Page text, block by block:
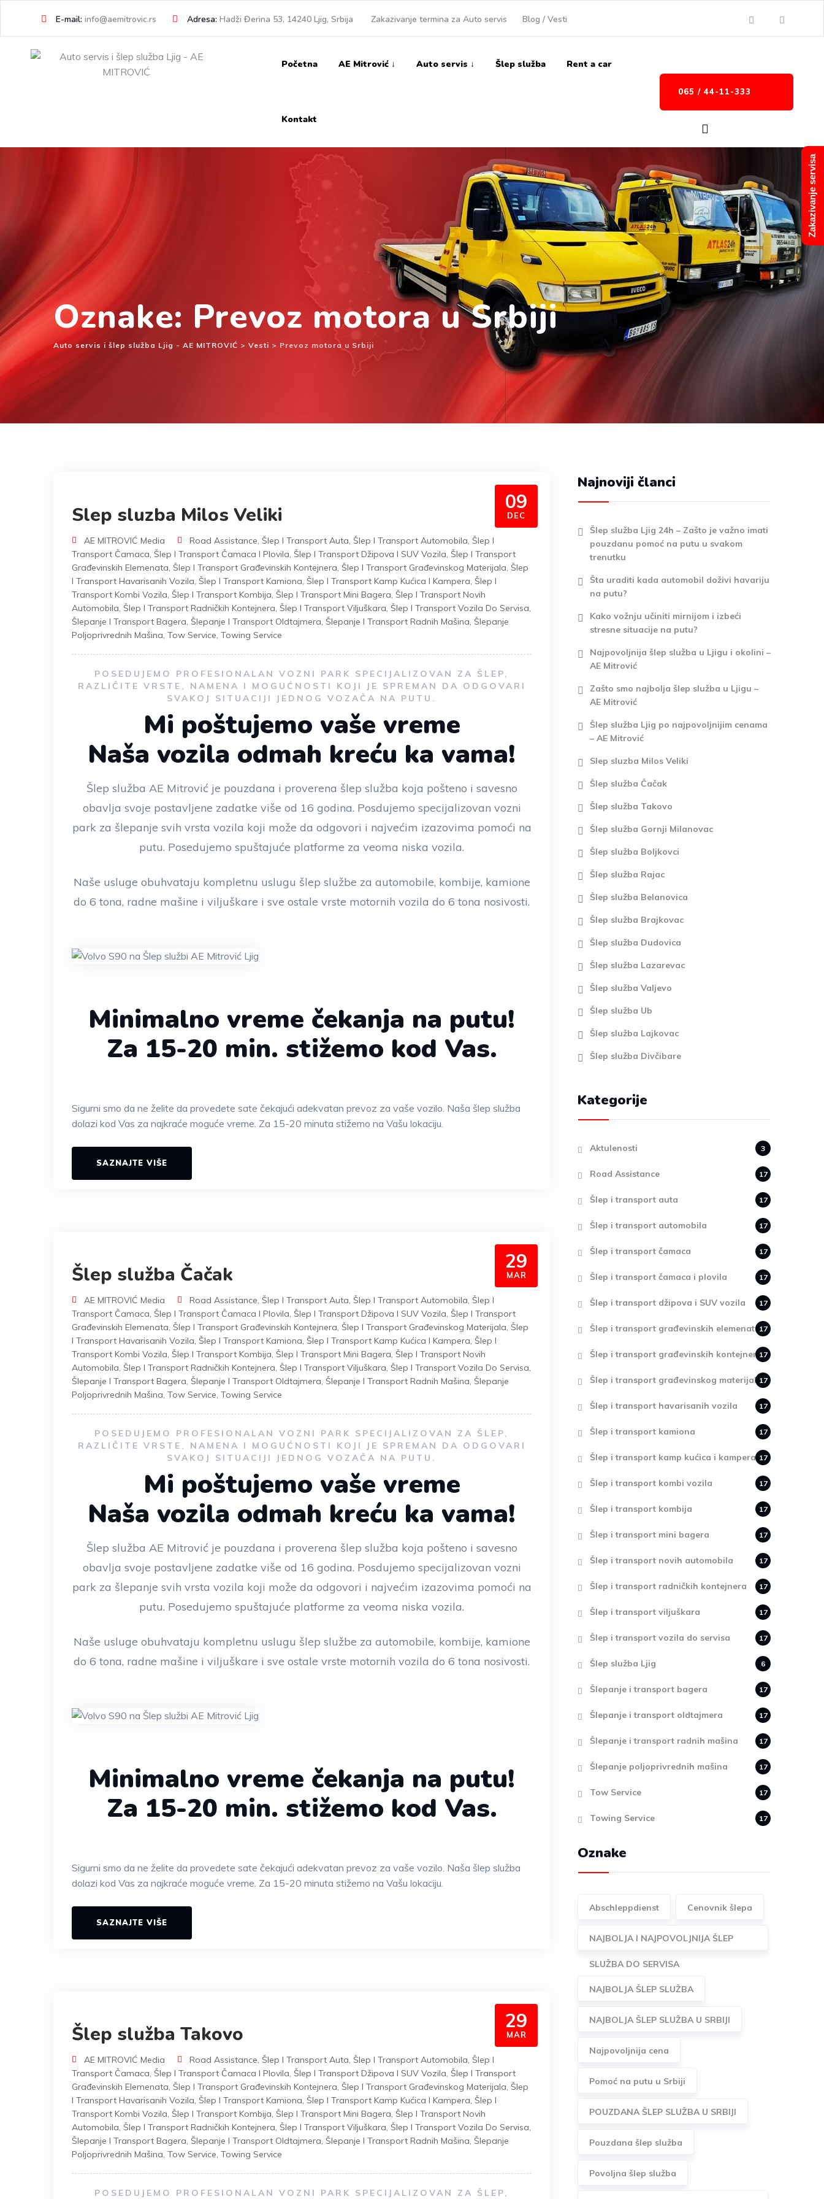
content
E-mail: info@aemitrovic.rs Adresa: Hadži Đerina 53, 14240 Ljig, Srbija Zakazivanje termina za Auto servis Blog / Vesti
Početna AE Mitrović ↓ Auto servis ↓ Šlep služba Rent a car
Kontakt
065 / 44-11-333
Oznake: Prevoz motora u Srbiji
Auto servis i šlep služba Ljig - AE MITROVIĆ > Vesti > Prevoz motora u Srbiji
09
DEC
Slep sluzba Milos Veliki
AE MITROVIĆ Media Road Assistance, Šlep I Transport Auta, Šlep I Transport Automobila, Šlep I
Transport Čamaca, Šlep I Transport Čamaca I Plovila, Šlep I Transport Džipova I SUV Vozila, Šlep I Transport
Građevinskih Elemenata, Šlep I Transport Građevinskih Kontejnera, Šlep I Transport Građevinskog Materijala, Šlep
I Transport Havarisanih Vozila, Šlep I Transport Kamiona, Šlep I Transport Kamp Kućica I Kampera, Šlep I
Transport Kombi Vozila, Šlep I Transport Kombija, Šlep I Transport Mini Bagera, Šlep I Transport Novih
Automobila, Šlep I Transport Radničkih Kontejnera, Šlep I Transport Viljuškara, Šlep I Transport Vozila Do Servisa,
Šlepanje I Transport Bagera, Šlepanje I Transport Oldtajmera, Šlepanje I Transport Radnih Mašina, Šlepanje
Poljoprivrednih Mašina, Tow Service, Towing Service
POSEDUJEMO PROFESIONALAN VOZNI PARK SPECIJALIZOVAN ZA ŠLEP,
RAZLIČITE VRSTE, NAMENA I MOGUĆNOSTI KOJI JE SPREMAN DA ODGOVARI
SVAKOJ SITUACIJI JEDNOG VOZAČA NA PUTU.
Mi poštujemo vaše vreme
Naša vozila odmah kreću ka vama!
Šlep služba AE Mitrović je pouzdana i proverena šlep služba koja pošteno i savesno
obavlja svoje postavljene zadatke više od 16 godina. Posdujemo specijalizovan vozni
park za šlepanje svih vrsta vozila koji može da odgovori i najvećim izazovima pomoći na
putu. Posedujemo spuštajuće platforme za veoma niska vozila.
Naše usluge obuhvataju kompletnu uslugu šlep službe za automobile, kombije, kamione
do 6 tona, radne mašine i viljuškare i sve ostale vrste motornih vozila do 6 tona nosivosti.
Minimalno vreme čekanja na putu!
Za 15-20 min. stižemo kod Vas.
Sigurni smo da ne želite da provedete sate čekajući adekvatan prevoz za vaše vozilo. Naša šlep služba
dolazi kod Vas za najkraće moguće vreme. Za 15-20 minuta stižemo na Vašu lokaciju.
SAZNAJTE VIŠE
29
MAR
Šlep služba Čačak
AE MITROVIĆ Media Road Assistance, Šlep I Transport Auta, Šlep I Transport Automobila, Šlep I
Transport Čamaca, Šlep I Transport Čamaca I Plovila, Šlep I Transport Džipova I SUV Vozila, Šlep I Transport
Građevinskih Elemenata, Šlep I Transport Građevinskih Kontejnera, Šlep I Transport Građevinskog Materijala, Šlep
I Transport Havarisanih Vozila, Šlep I Transport Kamiona, Šlep I Transport Kamp Kućica I Kampera, Šlep I
Transport Kombi Vozila, Šlep I Transport Kombija, Šlep I Transport Mini Bagera, Šlep I Transport Novih
Automobila, Šlep I Transport Radničkih Kontejnera, Šlep I Transport Viljuškara, Šlep I Transport Vozila Do Servisa,
Šlepanje I Transport Bagera, Šlepanje I Transport Oldtajmera, Šlepanje I Transport Radnih Mašina, Šlepanje
Poljoprivrednih Mašina, Tow Service, Towing Service
POSEDUJEMO PROFESIONALAN VOZNI PARK SPECIJALIZOVAN ZA ŠLEP,
RAZLIČITE VRSTE, NAMENA I MOGUĆNOSTI KOJI JE SPREMAN DA ODGOVARI
SVAKOJ SITUACIJI JEDNOG VOZAČA NA PUTU.
Mi poštujemo vaše vreme
Naša vozila odmah kreću ka vama!
Šlep služba AE Mitrović je pouzdana i proverena šlep služba koja pošteno i savesno
obavlja svoje postavljene zadatke više od 16 godina. Posdujemo specijalizovan vozni
park za šlepanje svih vrsta vozila koji može da odgovori i najvećim izazovima pomoći na
putu. Posedujemo spuštajuće platforme za veoma niska vozila.
Naše usluge obuhvataju kompletnu uslugu šlep službe za automobile, kombije, kamione
do 6 tona, radne mašine i viljuškare i sve ostale vrste motornih vozila do 6 tona nosivosti.
Minimalno vreme čekanja na putu!
Za 15-20 min. stižemo kod Vas.
Sigurni smo da ne želite da provedete sate čekajući adekvatan prevoz za vaše vozilo. Naša šlep služba
dolazi kod Vas za najkraće moguće vreme. Za 15-20 minuta stižemo na Vašu lokaciju.
SAZNAJTE VIŠE
29
MAR
Šlep služba Takovo
AE MITROVIĆ Media Road Assistance, Šlep I Transport Auta, Šlep I Transport Automobila, Šlep I
Transport Čamaca, Šlep I Transport Čamaca I Plovila, Šlep I Transport Džipova I SUV Vozila, Šlep I Transport
Građevinskih Elemenata, Šlep I Transport Građevinskih Kontejnera, Šlep I Transport Građevinskog Materijala, Šlep
I Transport Havarisanih Vozila, Šlep I Transport Kamiona, Šlep I Transport Kamp Kućica I Kampera, Šlep I
Transport Kombi Vozila, Šlep I Transport Kombija, Šlep I Transport Mini Bagera, Šlep I Transport Novih
Automobila, Šlep I Transport Radničkih Kontejnera, Šlep I Transport Viljuškara, Šlep I Transport Vozila Do Servisa,
Šlepanje I Transport Bagera, Šlepanje I Transport Oldtajmera, Šlepanje I Transport Radnih Mašina, Šlepanje
Poljoprivrednih Mašina, Tow Service, Towing Service
POSEDUJEMO PROFESIONALAN VOZNI PARK SPECIJALIZOVAN ZA ŠLEP,
Najnoviji članci
Šlep služba Ljig 24h – Zašto je važno imati
pouzdanu pomoć na putu u svakom
trenutku
Šta uraditi kada automobil doživi havariju
na putu?
Kako vožnju učiniti mirnijom i izbeći
stresne situacije na putu?
Najpovoljnija šlep služba u Ljigu i okolini –
AE Mitrović
Zašto smo najbolja šlep služba u Ljigu –
AE Mitrović
Šlep služba Ljig po najpovoljnijim cenama
– AE Mitrović
Slep sluzba Milos Veliki
Šlep služba Čačak
Šlep služba Takovo
Šlep služba Gornji Milanovac
Šlep služba Boljkovci
Šlep služba Rajac
Šlep služba Belanovica
Šlep služba Brajkovac
Šlep služba Dudovica
Šlep služba Lazarevac
Šlep služba Valjevo
Šlep služba Ub
Šlep služba Lajkovac
Šlep služba Divčibare
Kategorije
Aktulenosti 3
Road Assistance 17
Šlep i transport auta 17
Šlep i transport automobila 17
Šlep i transport čamaca 17
Šlep i transport čamaca i plovila 17
Šlep i transport džipova i SUV vozila 17
Šlep i transport građevinskih elemenata17
Šlep i transport građevinskih kontejnera17
Šlep i transport građevinskog materijala17
Šlep i transport havarisanih vozila 17
Šlep i transport kamiona 17
Šlep i transport kamp kućica i kampera 17
Šlep i transport kombi vozila 17
Šlep i transport kombija 17
Šlep i transport mini bagera 17
Šlep i transport novih automobila 17
Šlep i transport radničkih kontejnera 17
Šlep i transport viljuškara 17
Šlep i transport vozila do servisa 17
Šlep služba Ljig 6
Šlepanje i transport bagera 17
Šlepanje i transport oldtajmera 17
Šlepanje i transport radnih mašina 17
Šlepanje poljoprivrednih mašina 17
Tow Service 17
Towing Service 17
Oznake
Abschleppdienst Cenovnik šlepa
NAJBOLJA I NAJPOVOLJNIJA ŠLEP
SLUŽBA DO SERVISA
NAJBOLJA ŠLEP SLUŽBA
NAJBOLJA ŠLEP SLUŽBA U SRBIJI
Najpovoljnija cena
Pomoć na putu u Srbiji
POUZDANA ŠLEP SLUŽBA U SRBIJI
Pouzdana šlep služba
Povoljna šlep služba
Zakazivanje servisa